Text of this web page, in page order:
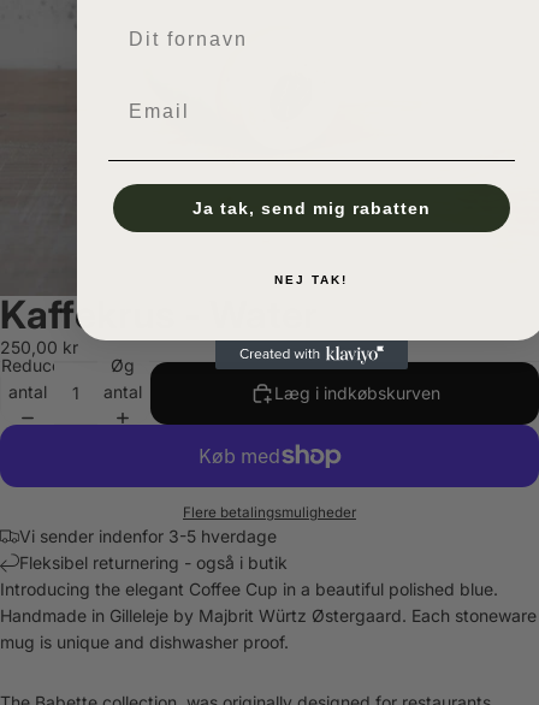
Kaffekrus - Water
250,00 kr
Reducer
antal
Øg
antal
Læg i indkøbskurven
Flere betalingsmuligheder
Vi sender indenfor 3-5 hverdage
Fleksibel returnering - også i butik
Introducing the elegant Coffee Cup in a beautiful polished blue.
Handmade in Gilleleje by Majbrit Würtz Østergaard. Each stoneware
mug is unique and dishwasher proof.
Ja tak, send mig rabatten
NEJ TAK!